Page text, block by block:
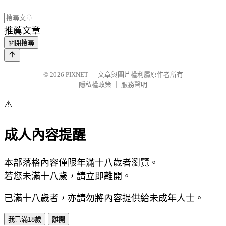
推薦文章
關閉搜尋
© 2026 PIXNET
文章與圖片權利屬原作者所有
隱私權政策
服務聲明
⚠️
成人內容提醒
本部落格內容僅限年滿十八歲者瀏覽。
若您未滿十八歲，請立即離開。
已滿十八歲者，亦請勿將內容提供給未成年人士。
我已滿18歲 離開